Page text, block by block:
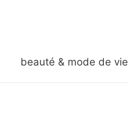
beauté & mode de vie